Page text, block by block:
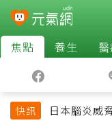
焦點 養生
快訊 日本腦炎威